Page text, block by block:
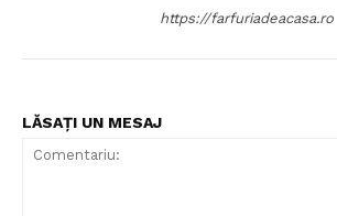
Politica de Confidențialitate
https://farfuriadeacasa.ro
LĂSAȚI UN MESAJ